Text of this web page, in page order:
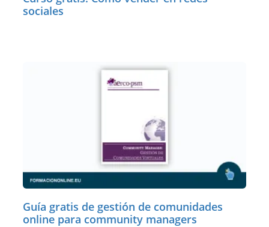
sociales
Guía gratis de gestión de comunidades
online para community managers